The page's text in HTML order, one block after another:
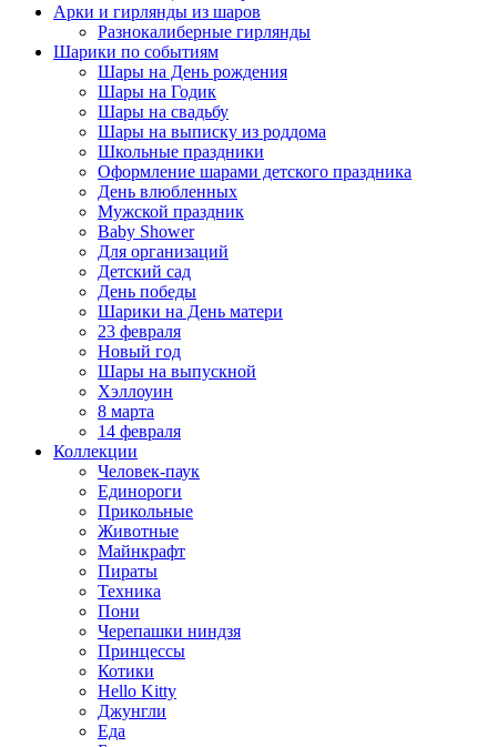
Арки и гирлянды из шаров
Разнокалиберные гирлянды
Шарики по событиям
Шары на День рождения
Шары на Годик
Шары на свадьбу
Шары на выписку из роддома
Школьные праздники
Оформление шарами детского праздника
День влюбленных
Мужской праздник
Baby Shower
Для организаций
Детский сад
День победы
Шарики на День матери
23 февраля
Новый год
Шары на выпускной
Хэллоуин
8 марта
14 февраля
Коллекции
Человек-паук
Единороги
Прикольные
Животные
Майнкрафт
Пираты
Техника
Пони
Черепашки ниндзя
Принцессы
Котики
Hello Kitty
Джунгли
Еда